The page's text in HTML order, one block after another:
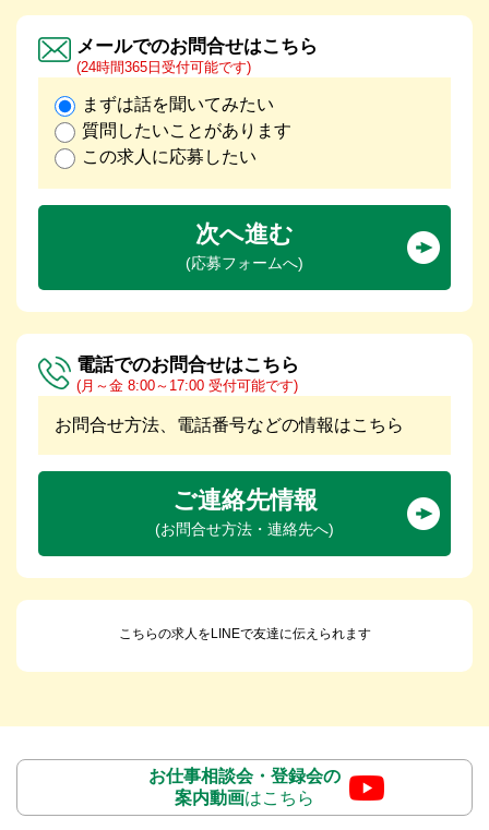
メールでのお問合せはこちら
(24時間365日受付可能です)
まずは話を聞いてみたい
質問したいことがあります
この求人に応募したい
次へ進む
(応募フォームへ)
電話でのお問合せはこちら
(月～金 8:00～17:00 受付可能です)
お問合せ方法、電話番号などの情報はこちら
ご連絡先情報
(お問合せ方法・連絡先へ)
こちらの求人をLINEで友達に伝えられます
お仕事相談会・登録会の
案内動画はこちら